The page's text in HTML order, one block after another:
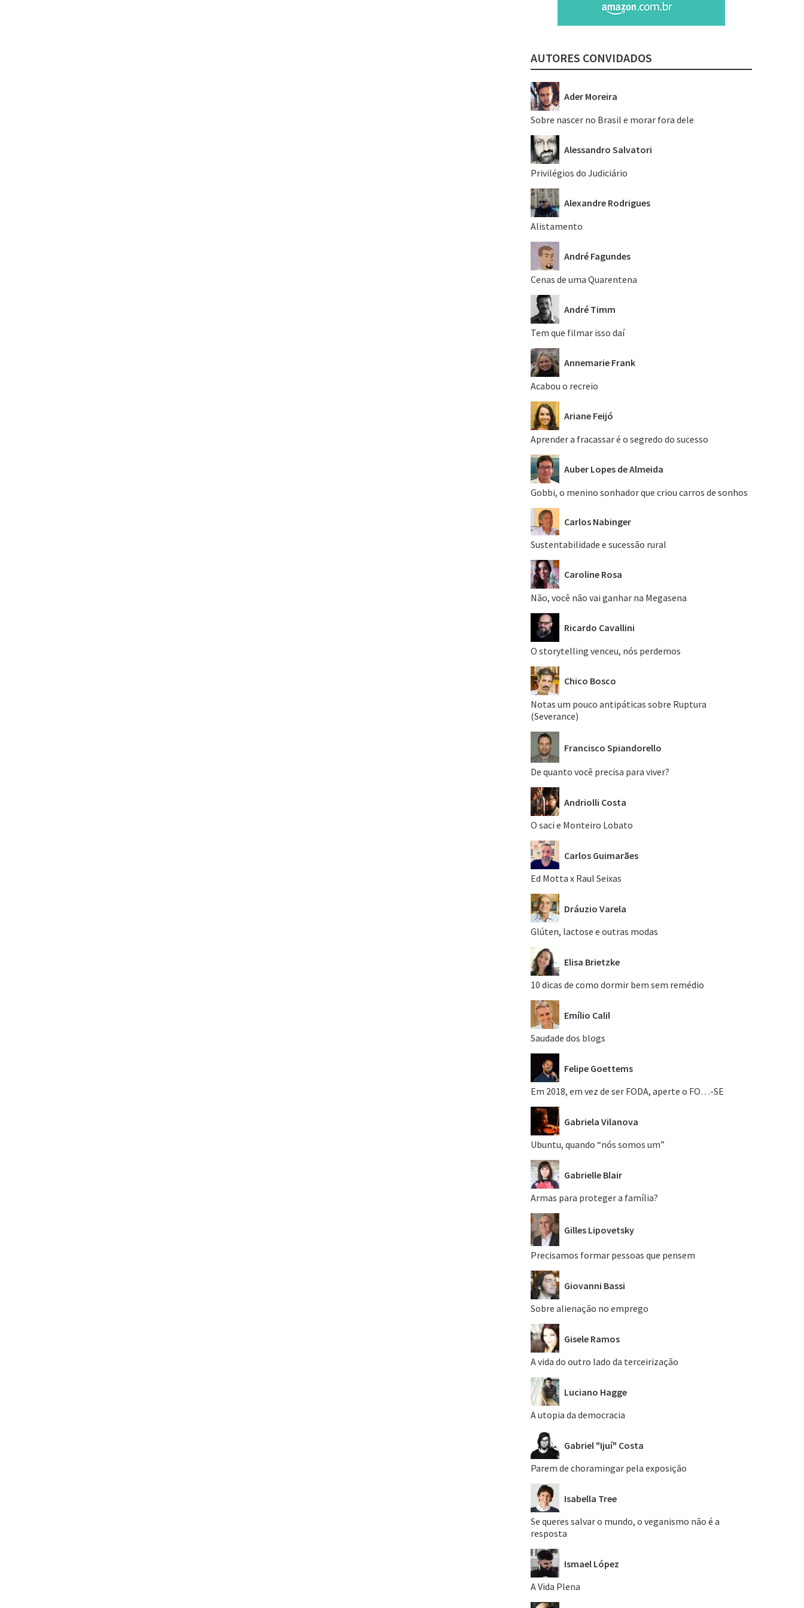
AUTORES CONVIDADOS
Ader Moreira
Sobre nascer no Brasil e morar fora dele
Alessandro Salvatori
Privilégios do Judiciário
Alexandre Rodrigues
Alistamento
André Fagundes
Cenas de uma Quarentena
André Timm
Tem que filmar isso daí
Annemarie Frank
Acabou o recreio
Ariane Feijó
Aprender a fracassar é o segredo do sucesso
Auber Lopes de Almeida
Gobbi, o menino sonhador que criou carros de sonhos
Carlos Nabinger
Sustentabilidade e sucessão rural
Caroline Rosa
Não, você não vai ganhar na Megasena
Ricardo Cavallini
O storytelling venceu, nós perdemos
Chico Bosco
Notas um pouco antipáticas sobre Ruptura
(Severance)
Francisco Spiandorello
De quanto você precisa para viver?
Andriolli Costa
O saci e Monteiro Lobato
Carlos Guimarães
Ed Motta x Raul Seixas
Dráuzio Varela
Glúten, lactose e outras modas
Elisa Brietzke
10 dicas de como dormir bem sem remédio
Emílio Calil
Saudade dos blogs
Felipe Goettems
Em 2018, em vez de ser FODA, aperte o FO…-SE
Gabriela Vilanova
Ubuntu, quando “nós somos um”
Gabrielle Blair
Armas para proteger a família?
Gilles Lipovetsky
Precisamos formar pessoas que pensem
Giovanni Bassi
Sobre alienação no emprego
Gisele Ramos
A vida do outro lado da terceirização
Luciano Hagge
A utopia da democracia
Gabriel "Ijuí" Costa
Parem de choramingar pela exposição
Isabella Tree
Se queres salvar o mundo, o veganismo não é a
resposta
Ismael López
A Vida Plena